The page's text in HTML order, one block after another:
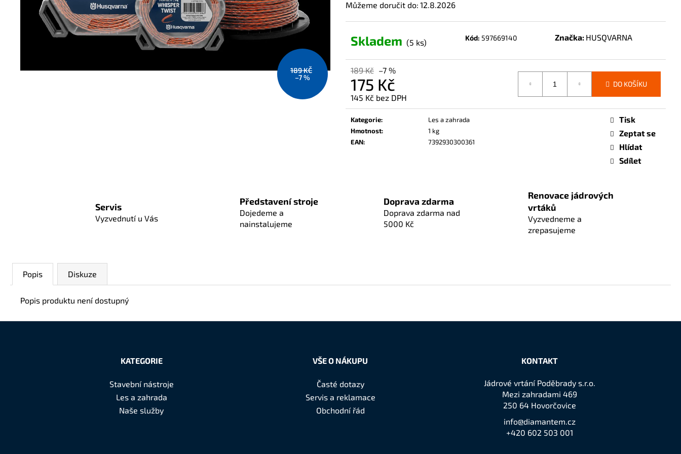
Můžeme doručit do: 12.8.2026
Skladem (5 ks) Kód: 597669140 Značka: HUSQVARNA
189 Kč –7 %
175 Kč
145 Kč bez DPH
Měrná
cena:
DO KOŠÍKU
Kategorie:
Les a zahrada
Hmotnost:
1 kg
EAN: 7392930300361
Tisk
Zeptat se
Hlídat
Sdílet
189 KČ
–7 %
Servis
Vyzvednutí u Vás
Představení stroje
Dojedeme a
nainstalujeme
Doprava zdarma
Doprava zdarma nad
5000 Kč
Renovace jádrových
vrtáků
Vyzvedneme a
zrepasujeme
Popis Diskuze
Popis produktu není dostupný
KATEGORIE
Stavební nástroje
Les a zahrada
Naše služby
VŠE O NÁKUPU
Časté dotazy
Servis a reklamace
Obchodní řád
KONTAKT
Jádrové vrtání Poděbrady s.r.o.
Mezi zahradami 469
250 64 Hovorčovice
info@diamantem.cz
+420 602 503 001